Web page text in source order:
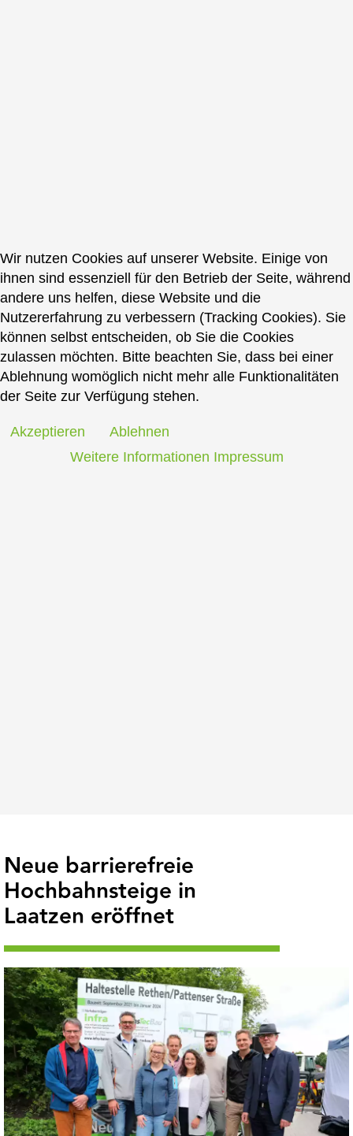
Neue barrierefreie
Hochbahnsteige in
Laatzen eröffnet
Wir nutzen Cookies auf unserer Website. Einige von
ihnen sind essenziell für den Betrieb der Seite, während
andere uns helfen, diese Website und die
Nutzererfahrung zu verbessern (Tracking Cookies). Sie
können selbst entscheiden, ob Sie die Cookies
zulassen möchten. Bitte beachten Sie, dass bei einer
Ablehnung womöglich nicht mehr alle Funktionalitäten
der Seite zur Verfügung stehen.
Akzeptieren
Ablehnen
Weitere Informationen Impressum